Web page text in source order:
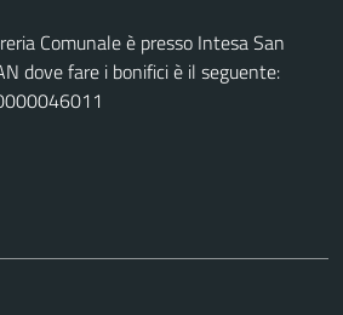
Comunale è presso Intesa San
dove fare i bonifici è il seguente: